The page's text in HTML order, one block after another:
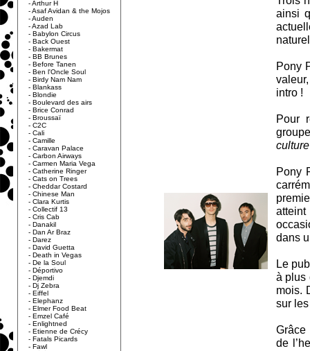
-Arthur H
-Asaf Avidan & the Mojos
-Auden
-Azad Lab
- Babylon Circus
- Back Ouest
- Bakermat
- BB Brunes
- Before Tanen
- Ben l'Oncle Soul
- Birdy Nam Nam
- Blankass
- Blondie
- Boulevard des airs
- Brice Conrad
- Broussaï
- C2C
- Cali
- Camille
- Caravan Palace
- Carbon Airways
- Carmen Maria Vega
- Catherine Ringer
- Cats on Trees
- Cheddar Costard
- Chinese Man
- Clara Kurtis
- Collectif 13
- Cris Cab
- Danakil
- Dan Ar Braz
- Darez
- David Guetta
- Death in Vegas
- De la Soul
- Déportivo
- Djemdi
- Dj Zebra
- Eiffel
- Elephanz
- Elmer Food Beat
- Emzel Café
- Enlightned
- Etienne de Crécy
- Fatals Picards
- Fawl
ainsi
Pony
intro !
Pour
Pony
atteint
dans
Le
à plus
mois.
sur
Grâce
de